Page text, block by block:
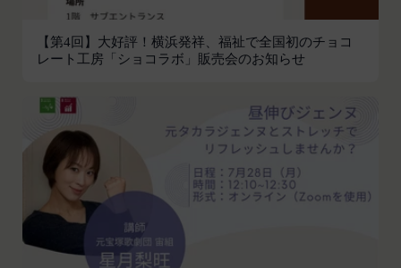
【第4回】大好評！横浜発祥、福祉で全国初のチョコ
レート工房「ショコラボ」販売会のお知らせ
易の実現のために必要または適切であると判断した
場合、お客様情報の全部または一部を公開すること
があります。
お客様の保護のために、開示が合理的に必要である
と判断する場合、お客様情報の全部または一部を開
示することがあります。
売却または合併
組織再編、合併または譲渡に際し、当社が取得した
個人情報の全部または一部を関係者に移転すること
があります。
委託先等の管理
があり、又は現在受けている場合
未成年者、成年被後見人、被保佐人又は被補助
人のいずれかであって、法定代理人、後見人､保
会員登録の申請に虚偽の事項が含まれている場
過去に当社との契約に違反した者またはその関
係者であると当社が判断した場合
反社会的勢力等（暴力団、暴力団員、右翼団
体、反社会的勢力、その他これに準ずるものを
意味します。以下同じ。）であるまたは資金提
供その他を通じて反社会的勢力等の維持、運営